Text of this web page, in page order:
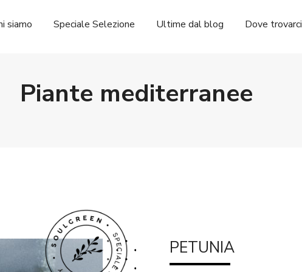
siamo Speciale Selezione Ultime dal blog Dove trovarci
Piante mediterranee
PETUNIA